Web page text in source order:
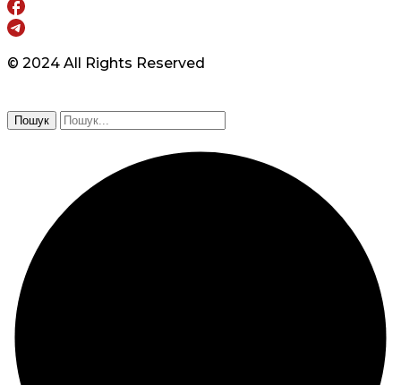
© 2024 All Rights Reserved
Пошук